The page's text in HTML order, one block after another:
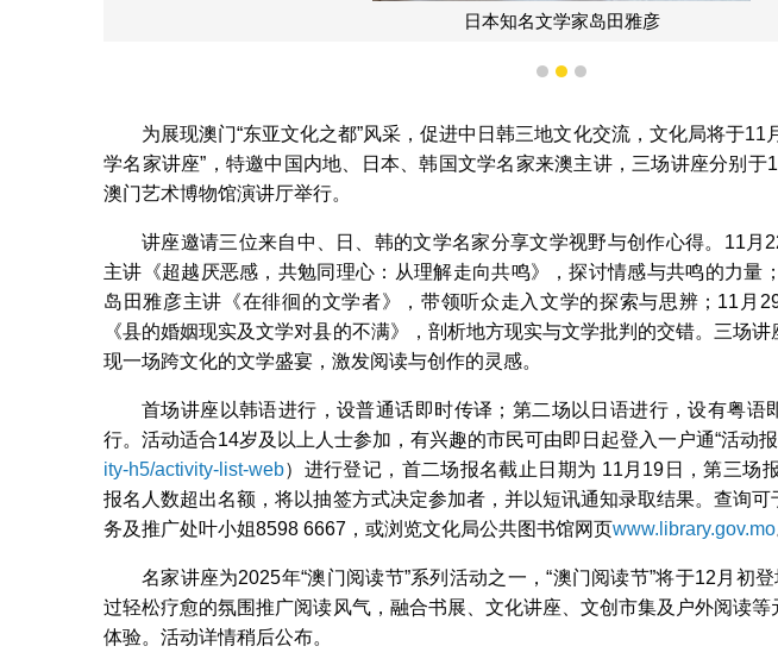
日本知名文学家岛田雅彦
1 2 3
为展现澳门“东亚文化之都”风采，促进中日韩三地文化交流，文化局将于
学名家讲座”，特邀中国内地、日本、韩国文学名家来澳主讲，三场讲座分别于
澳门艺术博物馆演讲厅举行。
讲座邀请三位来自中、日、韩的文学名家分享文学视野与创作心得。11月
主讲《超越厌恶感，共勉同理心：从理解走向共鸣》，探讨情感与共鸣的力量
岛田雅彦主讲《在徘徊的文学者》，带领听众走入文学的探索与思辨；11月
《县的婚姻现实及文学对县的不满》，剖析地方现实与文学批判的交错。三场
现一场跨文化的文学盛宴，激发阅读与创作的灵感。
首场讲座以韩语进行，设普通话即时传译；第二场以日语进行，设有粤语
行。活动适合14岁及以上人士参加，有兴趣的市民可由即日起登入一户通“活动报
ity-h5/activity-list-web）进行登记，首二场报名截止日期为 11月19日，第三场
报名人数超出名额，将以抽签方式决定参加者，并以短讯通知录取结果。查询
务及推广处叶小姐8598 6667，或浏览文化局公共图书馆网页www.library.gov.mo
名家讲座为2025年“澳门阅读节”系列活动之一，“澳门阅读节”将于12月初
过轻松疗愈的氛围推广阅读风气，融合书展、文化讲座、文创市集及户外阅读
体验。活动详情稍后公布。